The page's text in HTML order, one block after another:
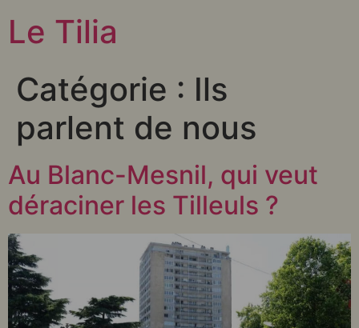
Le Tilia
Catégorie : Ils
parlent de nous
Au Blanc-Mesnil, qui veut
déraciner les Tilleuls ?